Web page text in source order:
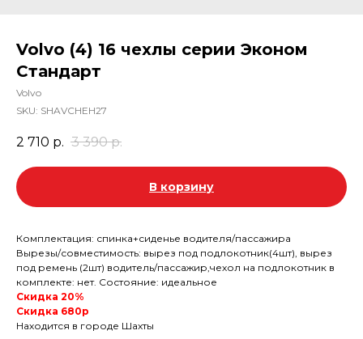
Volvo (4) 16 чехлы серии Эконом
Стандарт
Volvo
SKU: SHAVCHEH27
2 710 р. 3 390 р.
В корзину
Комплектация: спинка+сиденье водителя/пассажира
Вырезы/совместимость: вырез под подлокотник(4шт), вырез
под ремень (2шт) водитель/пассажир,чехол на подлокотник в
комплекте: нет. Состояние: идеальное
Скидка 20%
Скидка 680р
Находится в городе Шахты